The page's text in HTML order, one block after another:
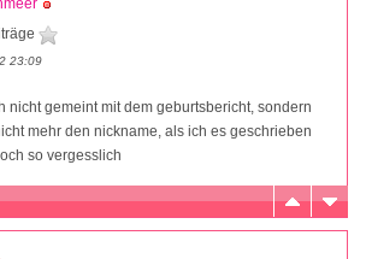
23:09
nicht gemeint mit dem geburtsbericht, sondern
mehr den nickname, als ich es geschrieben
so vergesslich